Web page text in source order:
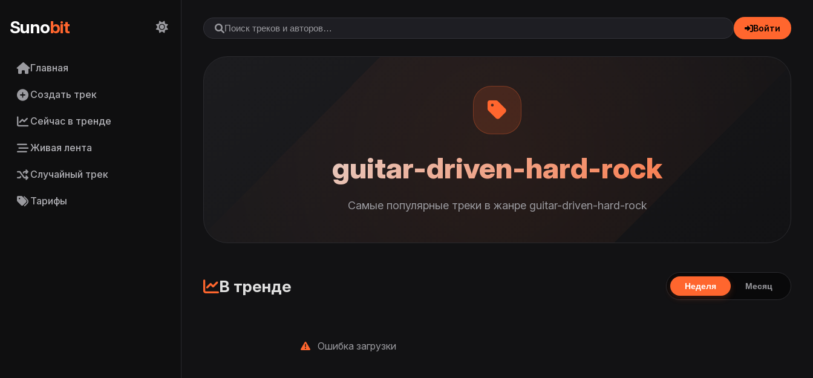
Sunobit
Главная
Создать трек
Сейчас в тренде
Живая лента
Случайный трек
Тарифы
Войти
guitar-driven-hard-rock
Самые популярные треки в жанре guitar-driven-hard-rock
В тренде Неделя Месяц
Ошибка загрузки